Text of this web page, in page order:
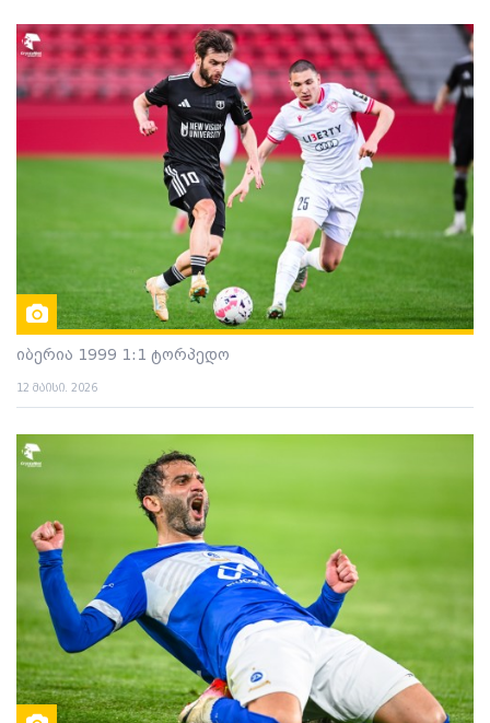
იბერია 1999 1:1 ტორპედო
12 მაისი. 2026